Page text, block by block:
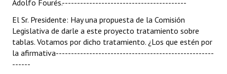
Adolfo Fourés.-----------------------------------------
El Sr. Presidente: Hay una propuesta de la Comisión
Legislativa de darle a este proyecto tratamiento sobre
tablas. Votamos por dicho tratamiento. ¿Los que estén por
la afirmativa----------------------------------------------------
------